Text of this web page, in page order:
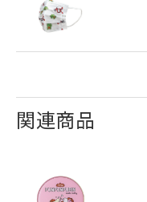
関連商品